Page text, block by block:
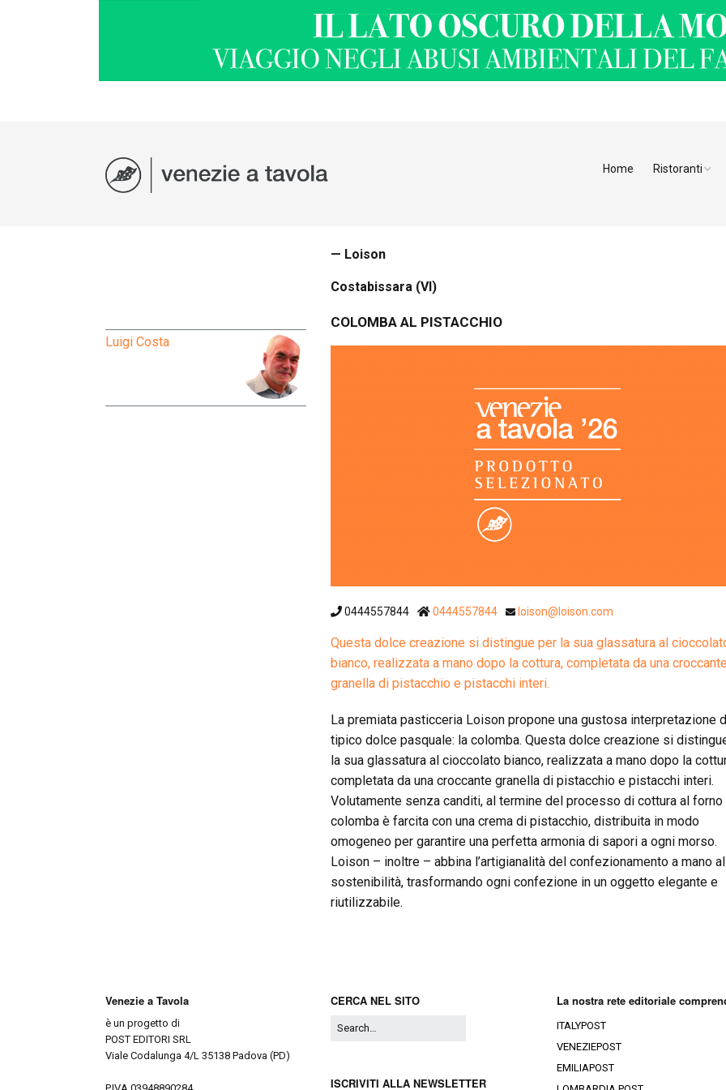
Home Ristoranti
Luigi Costa
— Loison
Costabissara (VI)
COLOMBA AL PISTACCHIO
0444557844 0444557844 loison@loison.com
Questa dolce creazione si distingue per la sua glassatura al
bianco, realizzata a mano dopo la cottura, completata da una croccante
granella di pistacchio e pistacchi interi.
La premiata pasticceria Loison propone una gustosa interpretazione
tipico dolce pasquale: la colomba. Questa dolce creazione si
la sua glassatura al cioccolato bianco, realizzata a mano dopo la
completata da una croccante granella di pistacchio e pistacchi interi.
Volutamente senza canditi, al termine del processo di cottura al forno
colomba è farcita con una crema di pistacchio, distribuita in modo
omogeneo per garantire una perfetta armonia di sapori a ogni morso.
Loison – inoltre – abbina l’artigianalità del confezionamento a mano
sostenibilità, trasformando ogni confezione in un oggetto elegante e
riutilizzabile.
Venezie a Tavola
è un progetto di
POST EDITORI SRL
Viale Codalunga 4/L 35138 Padova (PD)
CERCA NEL SITO
ISCRIVITI ALLA NEWSLETTER
La nostra rete editoriale
ITALYPOST
VENEZIEPOST
EMILIAPOST